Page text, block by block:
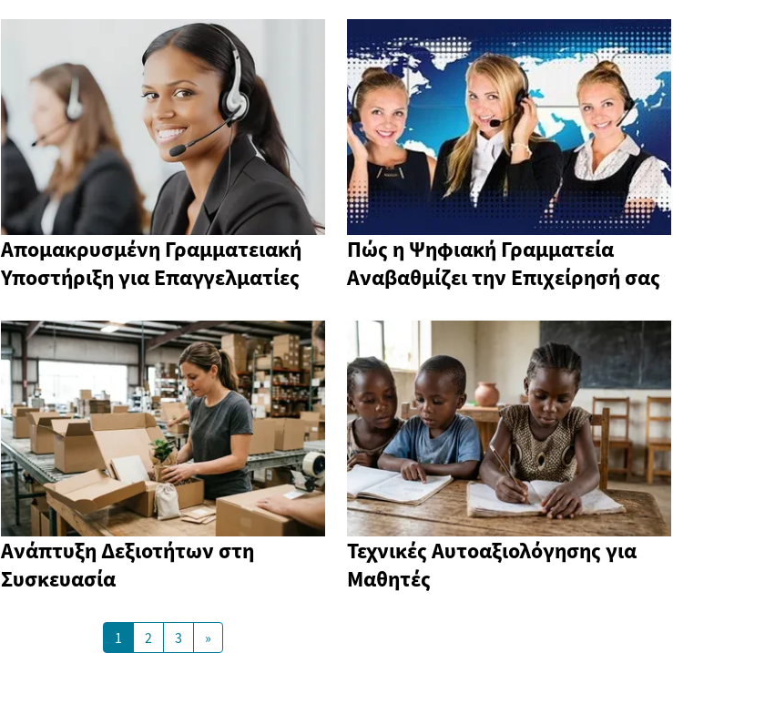
Απομακρυσμένη Γραμματειακή
Υποστήριξη για Επαγγελματίες
Πώς η Ψηφιακή Γραμματεία
Αναβαθμίζει την Επιχείρησή σας
Ανάπτυξη Δεξιοτήτων στη
Συσκευασία
Τεχνικές Αυτοαξιολόγησης για
Μαθητές
1 2 3 »